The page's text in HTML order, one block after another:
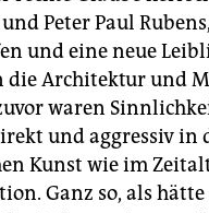
Peter Paul
und eine neue
Architektur und
waren
und aggressiv in
Kunst wie im
Ganz so, als